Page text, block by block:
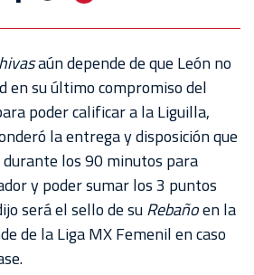
aún depende de que León no
en su último compromiso del
poder calificar a la Liguilla,
la entrega y disposición que
los 90 minutos para
y poder sumar los 3 puntos
será el sello de suRebañoen la
de la Liga MX Femenil en caso